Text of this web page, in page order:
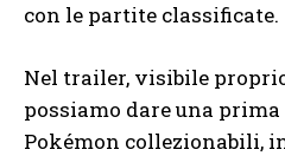
con le partite classificate.
Nel trailer, visibile
possiamo dare una
Pokémon collezionabili,